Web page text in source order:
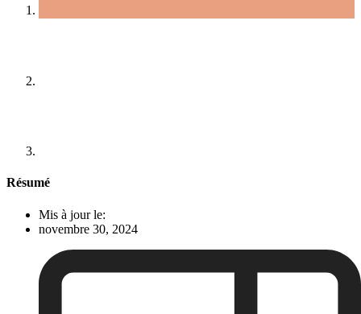
Résumé
Mis à jour le:
novembre 30, 2024